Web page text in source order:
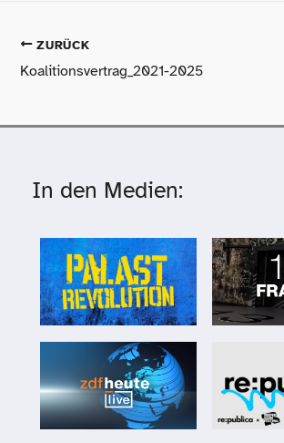
ZURÜCK
Koalitionsvertrag_​2021-​2025
In den Medien: